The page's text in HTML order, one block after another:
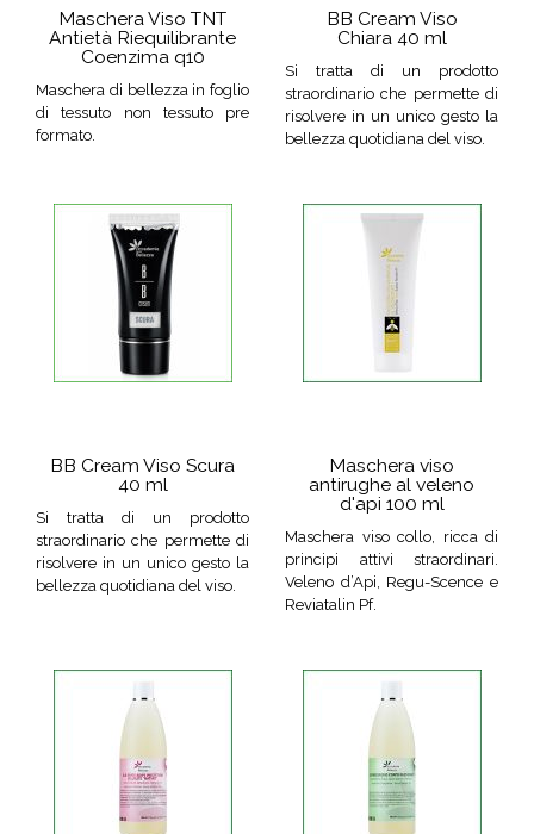
Maschera Viso TNT
Antietà Riequilibrante
Coenzima q10
Maschera di bellezza in foglio
di tessuto non tessuto pre
formato.
BB Cream Viso
Chiara 40 ml
Si tratta di un prodotto
straordinario che permette di
risolvere in un unico gesto la
bellezza quotidiana del viso.
BB Cream Viso Scura
40 ml
Si tratta di un prodotto
straordinario che permette di
risolvere in un unico gesto la
bellezza quotidiana del viso.
Maschera viso
antirughe al veleno
d'api 100 ml
Maschera viso collo, ricca di
principi attivi straordinari.
Veleno d’Api, Regu-Scence e
Reviatalin Pf.